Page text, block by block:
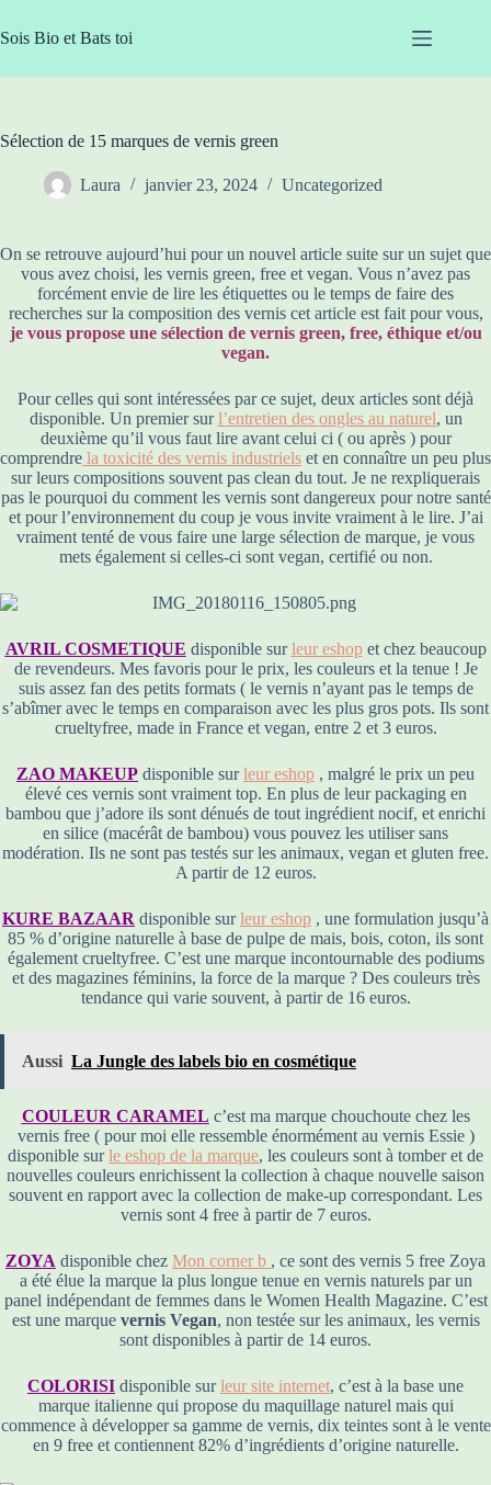
au
contenu
Sois Bio et Bats toi
Sélection de 15 marques de vernis green
Laura janvier 23, 2024 Uncategorized
On se retrouve aujourd’hui pour un nouvel article suite sur un sujet que
vous avez choisi, les vernis green, free et vegan. Vous n’avez pas
forcément envie de lire les étiquettes ou le temps de faire des
recherches sur la composition des vernis cet article est fait pour vous,
je vous propose une sélection de vernis green, free, éthique et/ou
vegan.
Pour celles qui sont intéressées par ce sujet, deux articles sont déjà
disponible. Un premier surl’entretien des ongles au naturel, un
deuxième qu’il vous faut lire avant celui ci ( ou après ) pour
comprendre la toxicité des vernis industriels et en connaître un peu plus
sur leurs compositions souvent pas clean du tout. Je ne rexpliquerais
pas le pourquoi du comment les vernis sont dangereux pour notre santé
et pour l’environnement du coup je vous invite vraiment à le lire. J’ai
vraiment tenté de vous faire une large sélection de marque, je vous
mets également si celles-ci sont vegan, certifié ou non.
AVRIL COSMETIQUE disponible surleur eshopet chez beaucoup
de revendeurs. Mes favoris pour le prix, les couleurs et la tenue ! Je
suis assez fan des petits formats ( le vernis n’ayant pas le temps de
s’abîmer avec le temps en comparaison avec les plus gros pots. Ils sont
crueltyfree, made in France et vegan, entre 2 et 3 euros.
ZAO MAKEUP disponible surleur eshop , malgré le prix un peu
élevé ces vernis sont vraiment top. En plus de leur packaging en
bambou que j’adore ils sont dénués de tout ingrédient nocif, et enrichi
en silice (macérât de bambou) vous pouvez les utiliser sans
modération. Ils ne sont pas testés sur les animaux, vegan et gluten free.
A partir de 12 euros.
KURE BAZAAR disponible surleur eshop , une formulation jusqu’à
85 % d’origine naturelle à base de pulpe de mais, bois, coton, ils sont
également crueltyfree. C’est une marque incontournable des podiums
et des magazines féminins, la force de la marque ? Des couleurs très
tendance qui varie souvent, à partir de 16 euros.
Aussi La Jungle des labels bio en cosmétique
COULEUR CARAMEL c’est ma marque chouchoute chez les
vernis free ( pour moi elle ressemble énormément au vernis Essie )
disponible surle eshop de la marque, les couleurs sont à tomber et de
nouvelles couleurs enrichissent la collection à chaque nouvelle saison
souvent en rapport avec la collection de make-up correspondant. Les
vernis sont 4 free à partir de 7 euros.
ZOYA disponible chez Mon corner b , ce sont des vernis 5 free Zoya
a été élue la marque la plus longue tenue en vernis naturels par un
panel indépendant de femmes dans le Women Health Magazine. C’est
est une marque vernis Vegan, non testée sur les animaux, les vernis
sont disponibles à partir de 14 euros.
COLORISI disponible surleur site internet, c’est à la base une
marque italienne qui propose du maquillage naturel mais qui
commence à développer sa gamme de vernis, dix teintes sont à le vente
en 9 free et contiennent 82% d’ingrédients d’origine naturelle.